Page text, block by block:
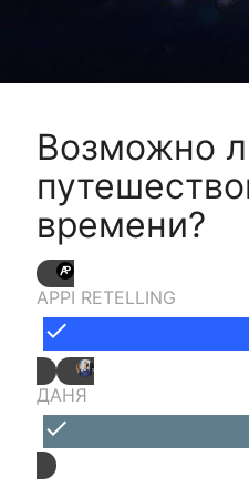
Возможно
времени?
APPI RETELLING
done
ДАНЯ
done